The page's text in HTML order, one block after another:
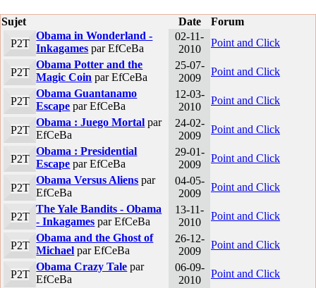
Sujet Date
Forum
P2T
Obama in Wonderland -
Inkagames par EfCeBa
02-11-
2010
Point and Click
P2T
Obama Potter and the
Magic Coin par EfCeBa
25-07-
2009
Point and Click
P2T
Obama Guantanamo
Escape par EfCeBa
12-03-
2010
Point and Click
P2T
Obama : Juego Mortal par
EfCeBa
24-02-
2009
Point and Click
P2T
Obama : Presidential
Escape par EfCeBa
29-01-
2009
Point and Click
P2T
Obama Versus Aliens par
EfCeBa
04-05-
2009
Point and Click
P2T
The Yale Bandits - Obama
- Inkagames par EfCeBa
13-11-
2010
Point and Click
P2T
Obama and the Ghost of
Michael par EfCeBa
26-12-
2009
Point and Click
P2T
Obama Crazy Tale par
EfCeBa
06-09-
2010
Point and Click